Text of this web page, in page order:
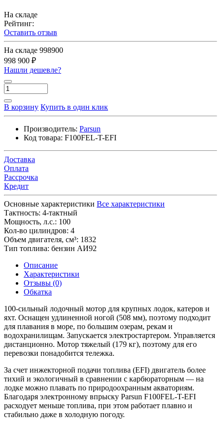
На складе
Рейтинг:
Оставить отзыв
На складе 998900
998 900 ₽
Нашли дешевле?
В корзину Купить в один клик
Производитель: Parsun
Код товара: F100FEL-T-EFI
Доставка
Оплата
Рассрочка
Кредит
Основные характеристики Все характеристики
Тактность: 4-тактный
Мощность, л.с.: 100
Кол-во цилиндров: 4
Объем двигателя, см³: 1832
Тип топлива: бензин АИ92
Описание
Характеристики
Отзывы (0)
Обкатка
100-сильный лодочный мотор для крупных лодок, катеров и
яхт. Оснащен удлиненной ногой (508 мм), поэтому подходит
для плавания в море, по большим озерам, рекам и
водохранилищам. Запускается электростартером. Управляется
дистанционно. Мотор тяжелый (179 кг), поэтому для его
перевозки понадобится тележка.
За счет инжекторной подачи топлива (EFI) двигатель более
тихий и экологичный в сравнении с карбюраторным — на
лодке можно плавать по природоохранным акваториям.
Благодаря электронному впрыску Parsun F100FEL-T-EFI
расходует меньше топлива, при этом работает плавно и
стабильно даже в холодную погоду.